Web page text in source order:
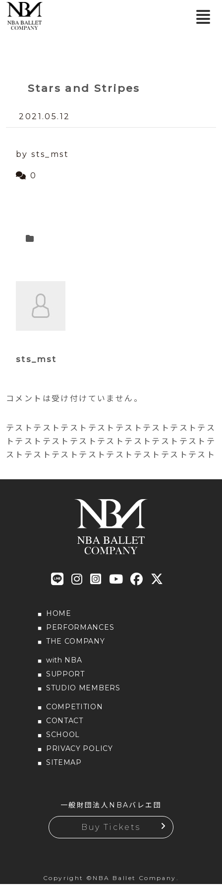
Stars and Stripes
2021.05.12
by sts_mst
0
sts_mst
コメントは受け付けていません。
テストテストテストテストテストテストテストテス
トテストテストテストテストテストテストテストテ
ストテストテストテストテストテストテストテスト
HOME
PERFORMANCES
THE COMPANY
with NBA
SUPPORT
STUDIO MEMBERS
COMPETITION
CONTACT
SCHOOL
PRIVACY POLICY
SITEMAP
一般財団法人NBAバレエ団
Buy Tickets
Copyright ©NBA Ballet Company.